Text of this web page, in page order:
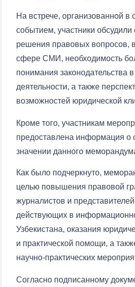
На встрече, организованной в
событием, участники
решения правовых вопросов,
сфере СМИ, необходимость
понимания законодательства
деятельности, а также
возможностей юридической
Кроме того, участникам
предоставлена информация о
значении данного
Как было подчеркнуто,
целью повышения правовой
журналистов и
действующих в
Узбекистана, оказания
и практической помощи, а
научно-практических
Согласно подписанному